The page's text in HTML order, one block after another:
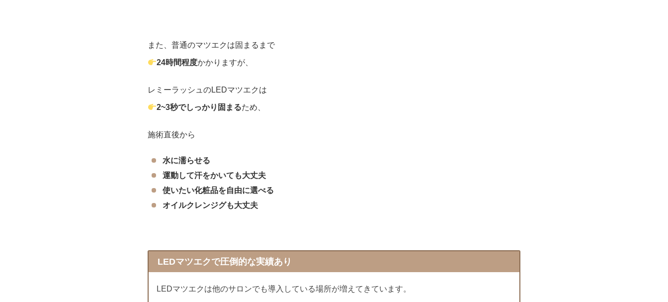
また、普通のマツエクは固まるまで
24時間程度かかりますが、
レミーラッシュのLEDマツエクは
2~3秒でしっかり固まるため、
施術直後から
水に濡らせる
運動して汗をかいても大丈夫
使いたい化粧品を自由に選べる
オイルクレンジグも大丈夫
LEDマツエクで圧倒的な実績あり
LEDマツエクは他のサロンでも導入している場所が増えてきています。